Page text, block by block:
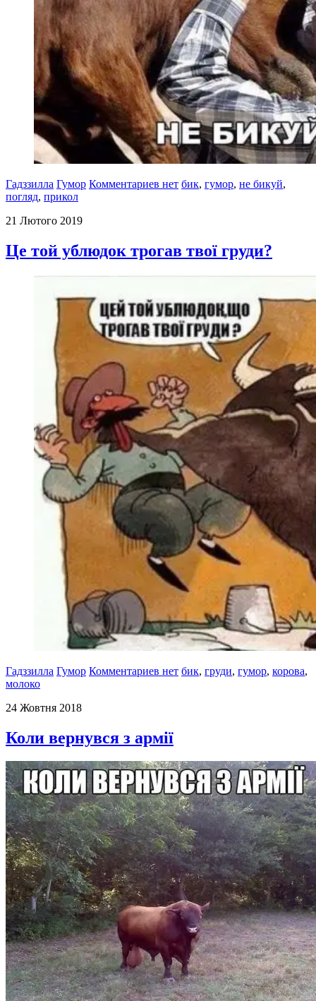
Гадззилла Гумор Комментариев нет бик, гумор, не бикуй,
погляд, прикол
21 Лютого 2019
Це той ублюдок трогав твої груди?
Гадззилла Гумор Комментариев нет бик, груди, гумор, корова,
молоко
24 Жовтня 2018
Коли вернувся з армії